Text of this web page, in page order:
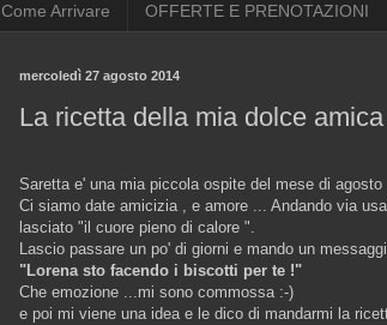
Come Arrivare OFFERTE E PRENOTAZIONI
mercoledì 27 agosto 2014
La ricetta della mia dolce
Saretta e' una mia piccola ospite del mese di agosto
Ci siamo date amicizia , e amore ... Andando via
lasciato "il cuore pieno di calore ".
Lascio passare un po' di giorni e mando un
"Lorena sto facendo i biscotti per te !"
Che emozione ...mi sono commossa :-)
e poi mi viene una idea e le dico di mandarmi la